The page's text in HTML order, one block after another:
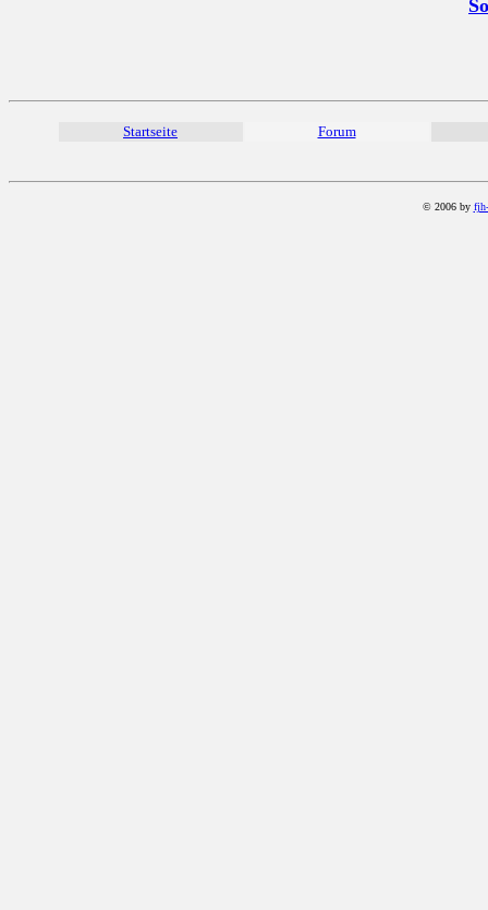
Startseite Forum
© 2006 by